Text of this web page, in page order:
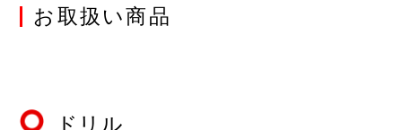
お取扱い商品
ドリル